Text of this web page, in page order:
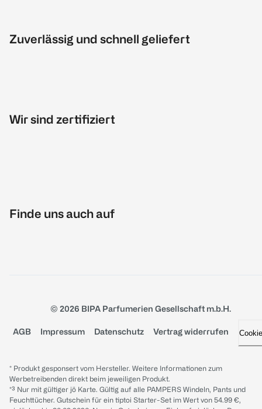
Zuverlässig und schnell geliefert
Wir sind zertifiziert
Finde uns auch auf
© 2026 BIPA Parfumerien Gesellschaft m.b.H.
AGB Impressum Datenschutz Vertrag widerrufen
* Produkt gesponsert vom Hersteller. Weitere Informationen zum
Werbetreibenden direkt beim jeweiligen Produkt.
*³ Nur mit gültiger jö Karte. Gültig auf alle PAMPERS Windeln, Pants und
Feuchttücher. Gutschein für ein tiptoi Starter-Set im Wert von 54.99 €,